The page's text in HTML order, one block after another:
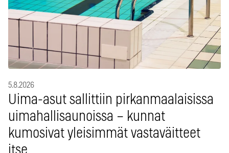
5.8.2026
Uima-asut sallittiin pirkanmaalaisissa
uimahallisaunoissa – kunnat
kumosivat yleisimmät vastaväitteet